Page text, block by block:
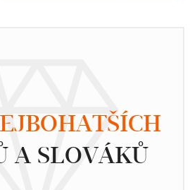
A SLOVÁKŮ